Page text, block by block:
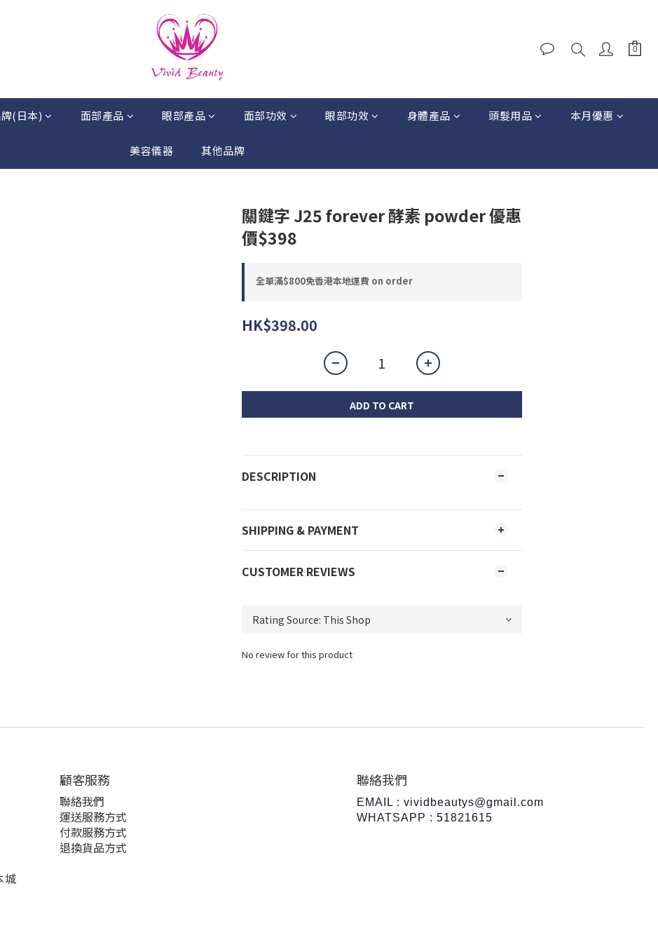
(日本) 面部產品 眼部產品 面部功效 眼部功效 身體產品 頭髮用品 本月優惠
美容儀器 其他品牌
關鍵字 J25 forever 酵素 powder 優惠
價$398
全單滿$800免香港本地運費 on order
HK$398.00
ADD TO CART
DESCRIPTION
SHIPPING & PAYMENT
CUSTOMER REVIEWS
No review for this product
城
顧客服務
聯絡我們
運送服務方式
付款服務方式
退換貨品方式
聯絡我們
EMAIL : vividbeautys@gmail.com
WHATSAPP : 51821615